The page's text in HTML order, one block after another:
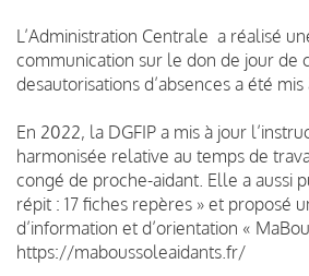
L’Administration Centrale a réalisé
communication sur le don de jour de
desautorisations d’absences a été mis
En 2022, la DGFIP a mis à jour
harmonisée relative au temps de
congé de proche-aidant. Elle a aussi
répit : 17 fiches repères » et proposé
d’information et d’orientation «
https://maboussoleaidants.fr/